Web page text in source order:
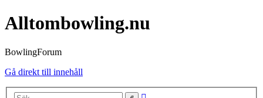
Alltombowling.nu
BowlingForum
Gå direkt till innehåll